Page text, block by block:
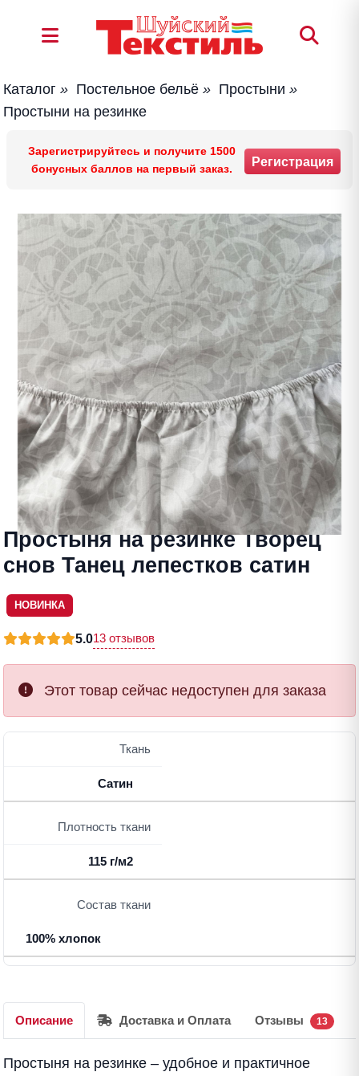
Каталог » Постельное бельё » Простыни »
Простыни на резинке
Зарегистрируйтесь и получите 1500
бонусных баллов на первый заказ.
Регистрация
Простыня на резинке Творец
снов Танец лепестков сатин
НОВИНКА
5.013 отзывов
Этот товар сейчас недоступен для заказа
Ткань
Сатин
Плотность ткани
115 г/м2
Состав ткани
100% хлопок
Описание Доставка и Оплата Отзывы 13
Простыня на резинке – удобное и практичное